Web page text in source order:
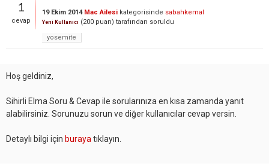
1
cevap
19 Ekim 2014 Mac Ailesi kategorisinde sabahkemal
Yeni Kullanıcı (200 puan) tarafından soruldu
yosemite
Hoş geldiniz,
Sihirli Elma Soru & Cevap ile sorularınıza en kısa zamanda yanıt
alabilirsiniz. Sorunuzu sorun ve diğer kullanıcılar cevap versin.
Detaylı bilgi için buraya tıklayın.